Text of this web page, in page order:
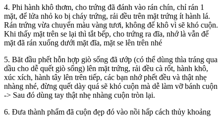
4. Phi hành khô thơm, cho trứng đã đánh vào rán chín, chỉ rán 1
mặt, để lửa nhỏ ko bị cháy trứng, rải đều trên mặt trứng ít hành lá.
Rán trứng vừa chuyển màu vàng tươi, không để khô vì sẽ khó cuộn.
Khi thấy mặt trên se lại thì tắt bếp, cho trứng ra đĩa, nhớ là vẫn để
mặt đã rán xuống dưới mặt đĩa, mặt se lên trên nhé
5. Băt đầu phết hỗn hợp giò sống đã ướp (có thể dùng thìa tráng qua
dầu cho dễ quết giò sống) lên mặt trứng, rải đều cà rốt, hành khô,
xúc xích, hành tây lên trên tiếp, các bạn nhớ phết đều và thật nhẹ
nhàng nhé, đừng quết dày quá sẽ khó cuộn mà dễ làm vỡ bánh cuộn
-> Sau đó dùng tay thật nhẹ nhàng cuộn tròn lại.
6. Đưa thành phẩm đã cuộn đẹp đó vào nồi hấp cách thủy khoảng